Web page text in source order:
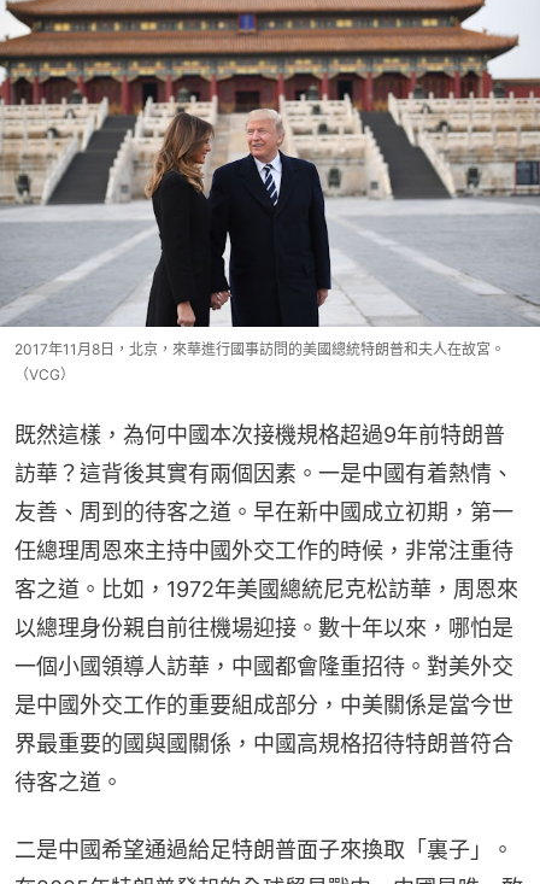
2017年11月8日，北京，來華進行國事訪問的美國總統特朗普和夫人在故宮。
（VCG）
既然這樣，為何中國本次接機規格超過9年前特朗普
訪華？這背後其實有兩個因素。一是中國有着熱情、
友善、周到的待客之道。早在新中國成立初期，第一
任總理周恩來主持中國外交工作的時候，非常注重待
客之道。比如，1972年美國總統尼克松訪華，周恩來
以總理身份親自前往機場迎接。數十年以來，哪怕是
一個小國領導人訪華，中國都會隆重招待。對美外交
是中國外交工作的重要組成部分，中美關係是當今世
界最重要的國與國關係，中國高規格招待特朗普符合
待客之道。
二是中國希望通過給足特朗普面子來換取「裏子」。